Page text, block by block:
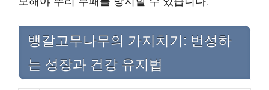
뱅갈고무나무의 가지치기: 번성하
는 성장과 건강 유지법